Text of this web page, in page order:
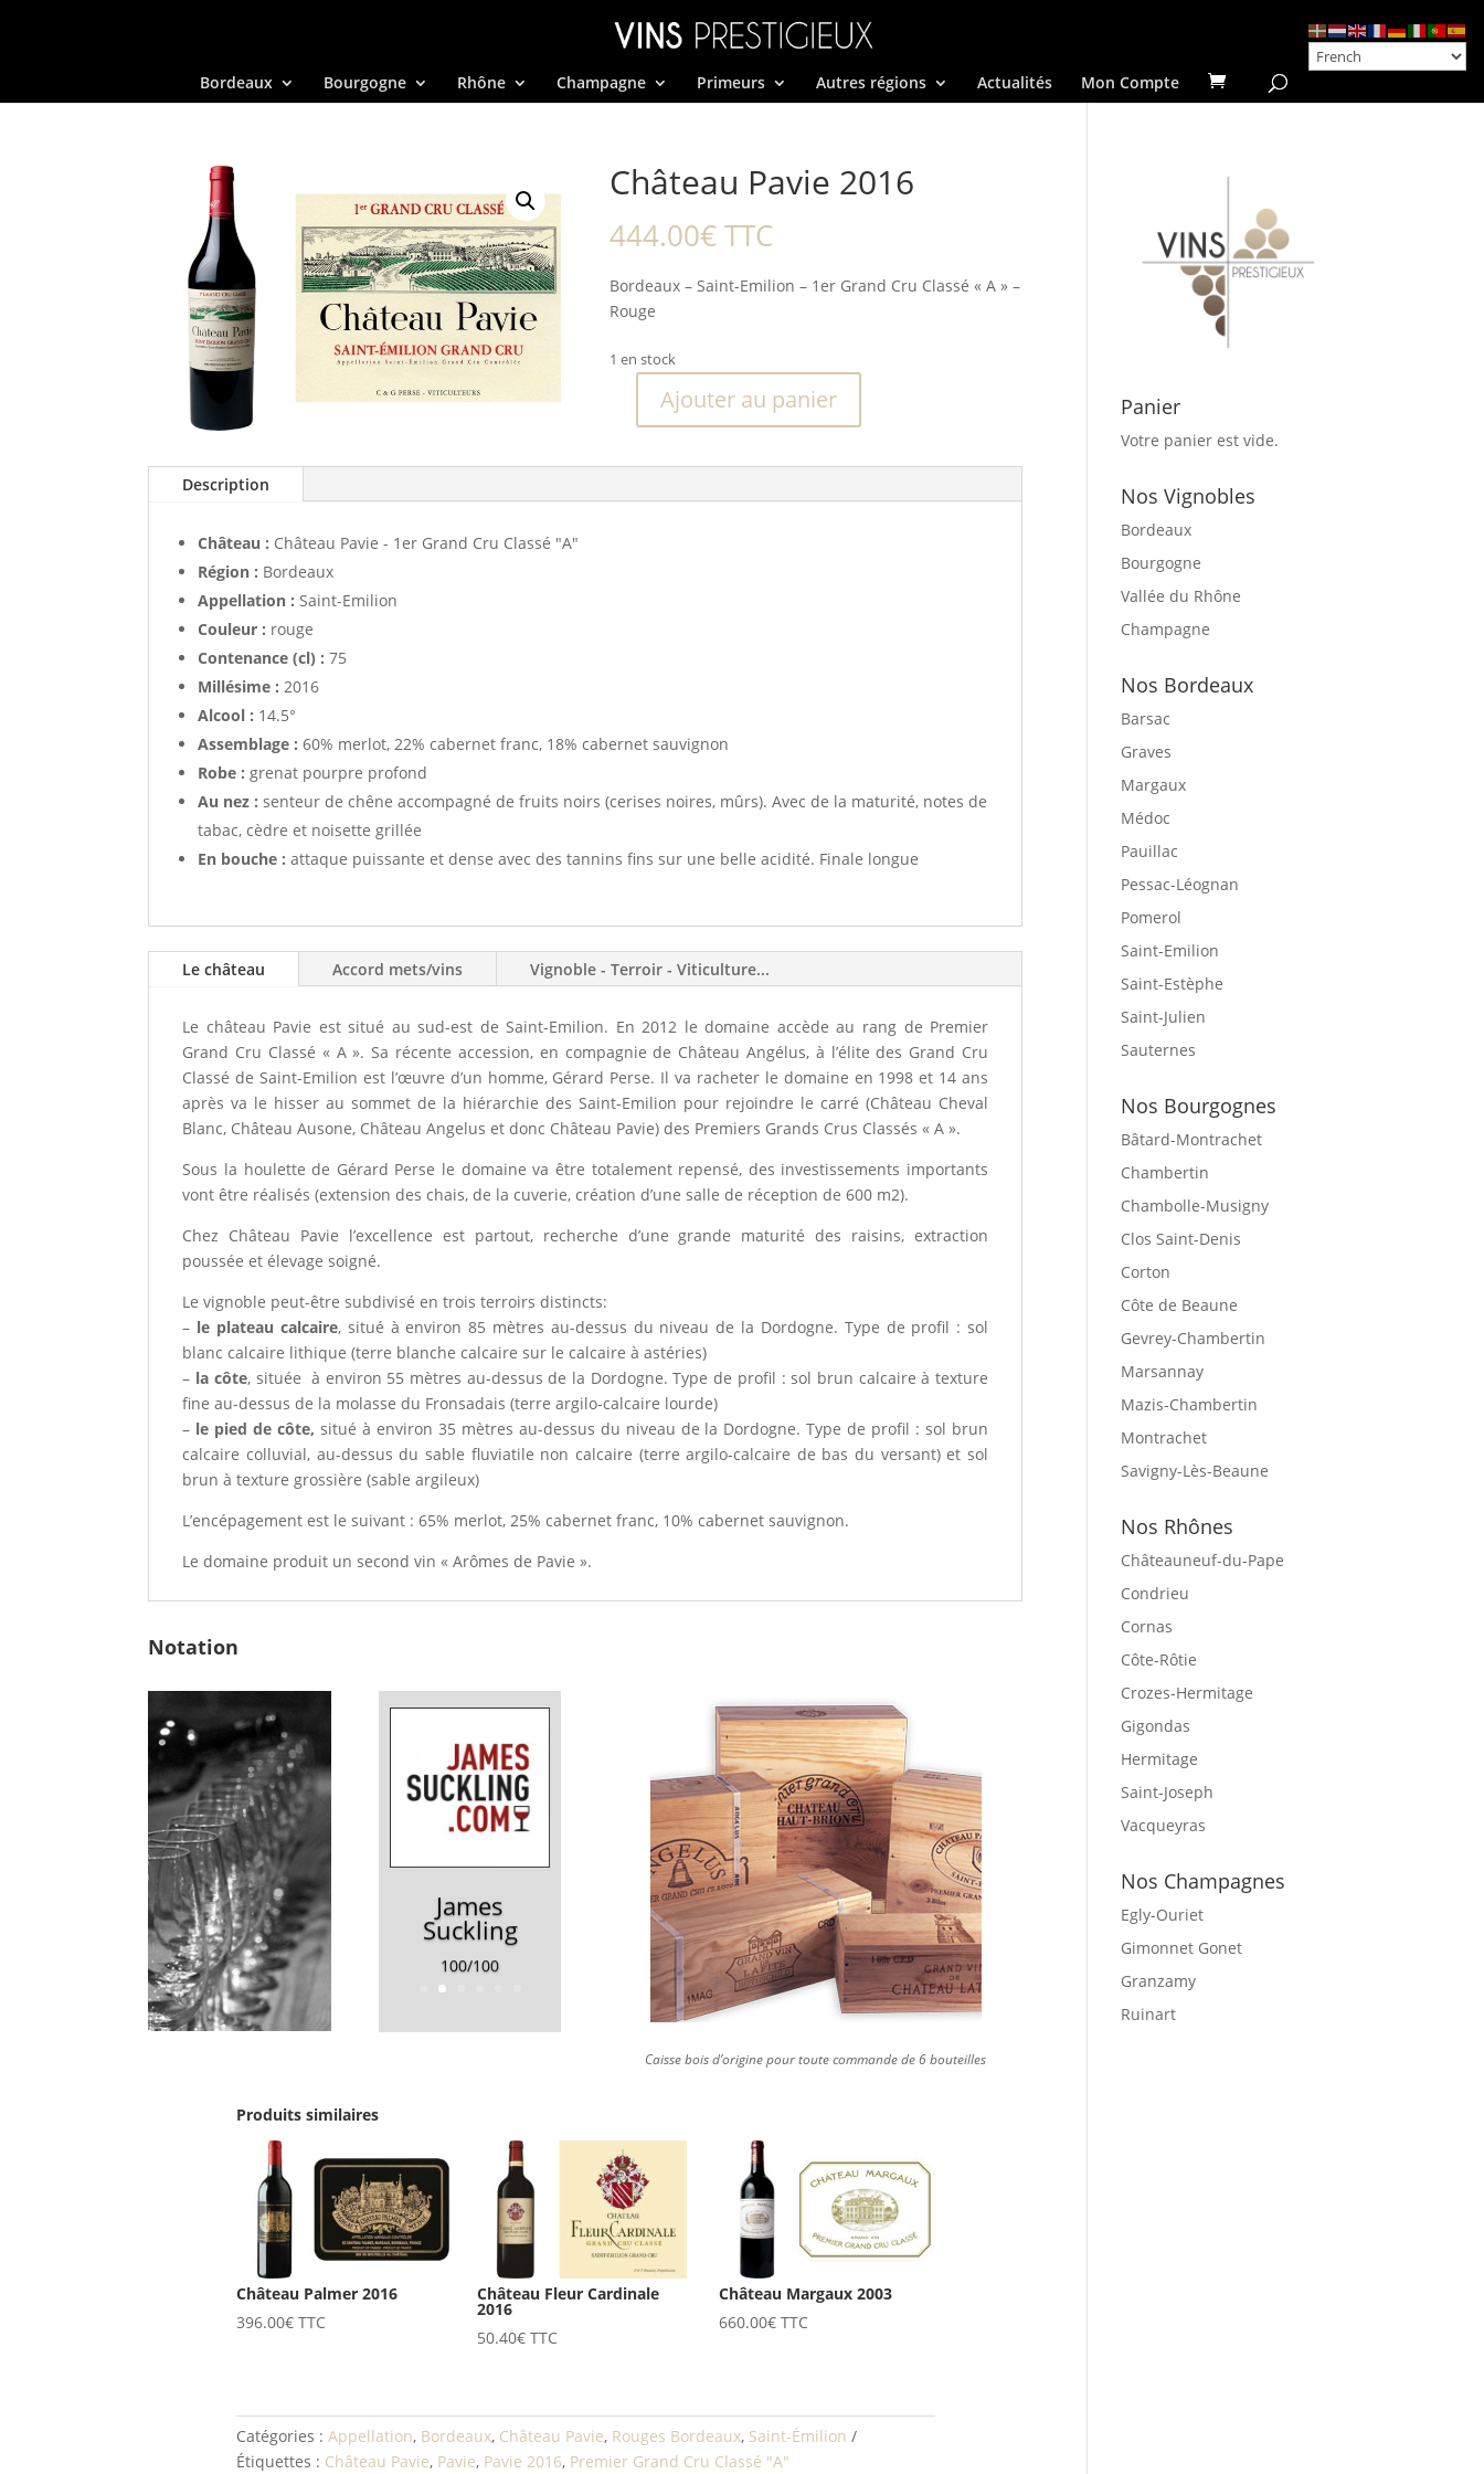
Bordeaux Bourgogne Rhône Champagne Primeurs Autres régions Actualités Mon Compte
Château Pavie 2016
444.00€TTC
Bordeaux – Saint-Emilion – 1er Grand Cru Classé « A » –
Rouge
1 en stock
quantité
Château
Ajouter au panier
Description
Château : Château Pavie - 1er Grand Cru Classé "A"
Région : Bordeaux
Appellation : Saint-Emilion
Couleur : rouge
Contenance (cl) :75
Millésime :2016
Alcool : 14.5°
Assemblage : 60% merlot, 22% cabernet franc, 18% cabernet sauvignon
Robe :grenat pourpre profond
Au nez :senteur de chêne accompagné de fruits noirs (cerises noires, mûrs). Avec de la maturité, notes de
tabac, cèdre et noisette grillée
En bouche :attaque puissante et dense avec des tannins fins sur une belle acidité. Finale longue
Le château Accord mets/vins Vignoble - Terroir - Viticulture...
Le château Pavie est situé au sud-est de Saint-Emilion. En 2012 le domaine accède au rang de Premier
Grand Cru Classé « A ». Sa récente accession, en compagnie de Château Angélus, à l’élite des Grand Cru
Classé de Saint-Emilion est l’œuvre d’un homme, Gérard Perse. Il va racheter le domaine en 1998 et 14 ans
après va le hisser au sommet de la hiérarchie des Saint-Emilion pour rejoindre le carré (Château Cheval
Blanc, Château Ausone, Château Angelus et donc Château Pavie) des Premiers Grands Crus Classés « A ».
Sous la houlette de Gérard Perse le domaine va être totalement repensé, des investissements importants
vont être réalisés (extension des chais, de la cuverie, création d’une salle de réception de 600 m2).
Chez Château Pavie l’excellence est partout, recherche d’une grande maturité des raisins, extraction
poussée et élevage soigné.
Le vignoble peut-être subdivisé en trois terroirs distincts:
– le plateau calcaire, situé à environ 85 mètres au-dessus du niveau de la Dordogne. Type de profil : sol
blanc calcaire lithique (terre blanche calcaire sur le calcaire à astéries)
– la côte, située à environ 55 mètres au-dessus de la Dordogne. Type de profil : sol brun calcaire à texture
fine au-dessus de la molasse du Fronsadais (terre argilo-calcaire lourde)
– le pied de côte,situé à environ 35 mètres au-dessus du niveau de la Dordogne. Type de profil : sol brun
calcaire colluvial, au-dessus du sable fluviatile non calcaire (terre argilo-calcaire de bas du versant) et sol
brun à texture grossière (sable argileux)
L’encépagement est le suivant : 65% merlot, 25% cabernet franc, 10% cabernet sauvignon.
Le domaine produit un second vin « Arômes de Pavie ».
Notation
James
Suckling
100/100
Caisse bois d’origine pour toute commande de 6 bouteilles
Produits similaires
Château Palmer 2016
396.00€ TTC
Château Fleur Cardinale
2016
50.40€ TTC
Château Margaux 2003
660.00€ TTC
Catégories : Appellation, Bordeaux, Château Pavie, Rouges Bordeaux, Saint-Émilion
Étiquettes : Château Pavie, Pavie, Pavie 2016, Premier Grand Cru Classé "A"
Panier
Votre panier est vide.
Nos Vignobles
Bordeaux
Bourgogne
Vallée du Rhône
Champagne
Nos Bordeaux
Barsac
Graves
Margaux
Médoc
Pauillac
Pessac-Léognan
Pomerol
Saint-Emilion
Saint-Estèphe
Saint-Julien
Sauternes
Nos Bourgognes
Bâtard-Montrachet
Chambertin
Chambolle-Musigny
Clos Saint-Denis
Corton
Côte de Beaune
Gevrey-Chambertin
Marsannay
Mazis-Chambertin
Montrachet
Savigny-Lès-Beaune
Nos Rhônes
Châteauneuf-du-Pape
Condrieu
Cornas
Côte-Rôtie
Crozes-Hermitage
Gigondas
Hermitage
Saint-Joseph
Vacqueyras
Nos Champagnes
Egly-Ouriet
Gimonnet Gonet
Granzamy
Ruinart